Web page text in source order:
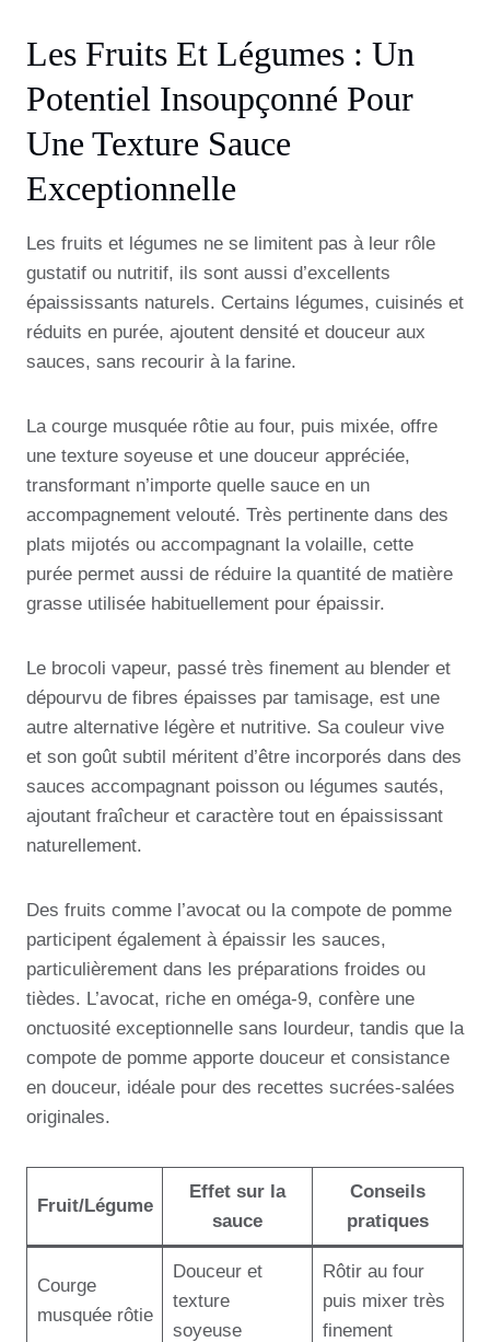
Les Fruits Et Légumes : Un
Potentiel Insoupçonné Pour
Une Texture Sauce
Exceptionnelle
Les fruits et légumes ne se limitent pas à leur rôle
gustatif ou nutritif, ils sont aussi d’excellents
épaississants naturels. Certains légumes, cuisinés et
réduits en purée, ajoutent densité et douceur aux
sauces, sans recourir à la farine.
La courge musquée rôtie au four, puis mixée, offre
une texture soyeuse et une douceur appréciée,
transformant n’importe quelle sauce en un
accompagnement velouté. Très pertinente dans des
plats mijotés ou accompagnant la volaille, cette
purée permet aussi de réduire la quantité de matière
grasse utilisée habituellement pour épaissir.
Le brocoli vapeur, passé très finement au blender et
dépourvu de fibres épaisses par tamisage, est une
autre alternative légère et nutritive. Sa couleur vive
et son goût subtil méritent d’être incorporés dans des
sauces accompagnant poisson ou légumes sautés,
ajoutant fraîcheur et caractère tout en épaississant
naturellement.
Des fruits comme l’avocat ou la compote de pomme
participent également à épaissir les sauces,
particulièrement dans les préparations froides ou
tièdes. L’avocat, riche en oméga-9, confère une
onctuosité exceptionnelle sans lourdeur, tandis que la
compote de pomme apporte douceur et consistance
en douceur, idéale pour des recettes sucrées-salées
originales.
Fruit/Légume
Effet sur la
sauce
Conseils
pratiques
Courge
musquée rôtie
Douceur et
texture
soyeuse
Rôtir au four
puis mixer très
finement